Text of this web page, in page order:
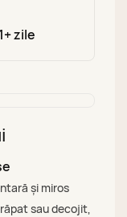
zile
și miros
sau decojit,